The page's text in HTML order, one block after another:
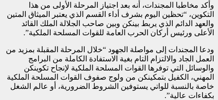
وأكد مخاطبا المجندات، أنه بعد اجتياز المرحلة الأولى من هذا
التكوين، “تحظين اليوم بشرف أداء القسم الذي يعتبر الميثاق المتين
والعهد الدائم الذي يربط بينكن وبين صاحب الجلالة الملك القائد
الأعلى ورئيس أركان الحرب العامة للقوات المسلحة الملكية”.
ودعا المجندات إلى مواصلة الجهود “خلال المرحلة المقبلة بمزيد من
العمل الجاد والالتزام التام بغية الاستفادة الكاملة من البرامج
والوسائل التي توفرها القوات المسلحة الملكية لإنجاح تكوينكن
المهني، الكفيل بتمكينكن من ولوج صفوف القوات المسلحة الملكية
خاصة بالنسبة للواتي يستوفين الشروط الضرورية، أو عالم الشغل
بكفاءات عالية”.